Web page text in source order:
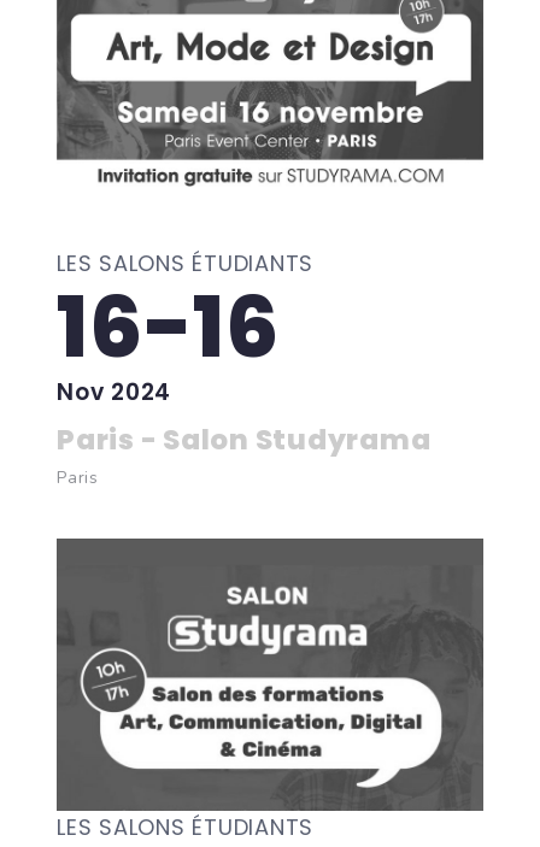
LES SALONS ÉTUDIANTS
16-16
Nov 2024
Paris - Salon Studyrama
Paris
LES SALONS ÉTUDIANTS